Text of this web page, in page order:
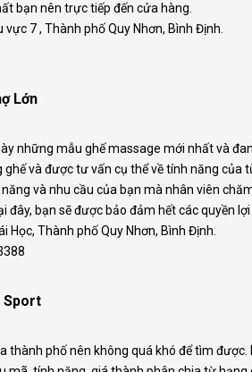
bạn nên trực tiếp đến cửa hàng.
7 , Thành phố Quy Nhơn, Bình Định.
Lớn
những mẫu ghế massage mới nhất và
và được tư vấn cụ thể về tính năng của
và nhu cầu của bạn mà nhân viên
đây, bạn sẽ được bảo đảm hết các quyền
Học, Thành phố Quy Nhơn, Bình Định.
Sport
phố nên không quá khó để tìm